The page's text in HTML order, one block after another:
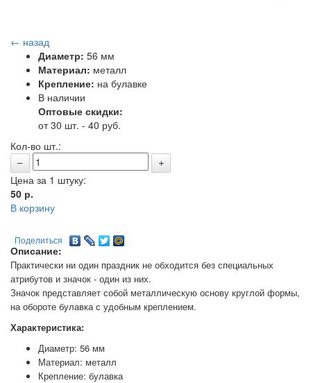
← назад
Диаметр: 56 мм
Материал: металл
Крепление: на булавке
В наличии
Оптовые скидки:
от 30 шт. - 40 руб.
Кол-во шт.:
Цена за 1 штуку:
50 р.
В корзину
Поделиться
Описание:
Практически ни один праздник не обходится без специальных
атрибутов и значок - один из них.
Значок представляет собой металлическую основу круглой формы,
на обороте булавка с удобным креплением.
Характеристика:
Диаметр: 56 мм
Материал: металл
Крепление: булавка